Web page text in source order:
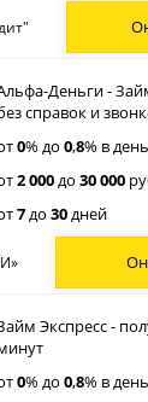
Деньги -
справок и
0% до0,8% в
2 000до30 000
7до30дней
Экспресс -
0% до0,8% в